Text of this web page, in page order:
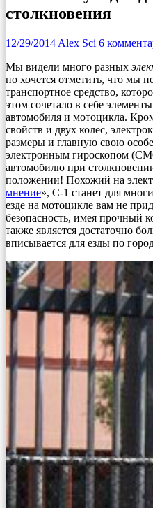
столкновения
12/29/2014 Alex Sci 6
Мы видели много разных
но хочется отметить, что мы
транспортное средство,
этом сочетало в себе
автомобиля и мотоцикла.
свойств и двух колес,
размеры и главную свою
электронным гироскопом
автомобилю при
положении! Похожий на
мнение», C-1 станет для
езде на мотоцикле вам не
безопасность, имея прочный
также является достаточно
вписывается для езды по